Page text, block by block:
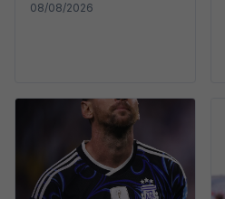
08/08/2026